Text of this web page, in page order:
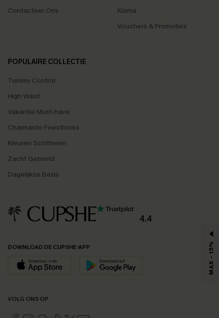
Contacteer Ons
Klarna
Vouchers & Promoties
POPULAIRE COLLECTIE
Tummy Control
High Waist
Vakantie Must-have
Charmante Feestlooks
Kleuren Schitteren
Zacht Gebreid
Dagelijkse Basis
4.4
DOWNLOAD DE CUPSHE-APP
VOLG ONS OP
MAX - 15%